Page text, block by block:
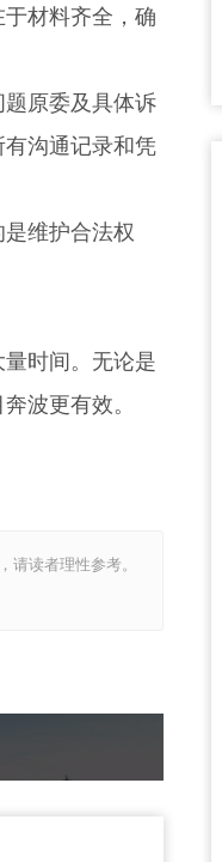
材料齐全，确
原委及具体诉
沟通记录和凭
维护合法权
时间。无论是
波更有效。
请读者理性参考。